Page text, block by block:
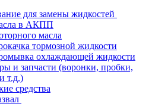
для замены жидкостей
в АКПП
масла
тормозной жидкости
охлаждающей жидкости
и запчасти (воронки, пробки,
т.д.)
средства